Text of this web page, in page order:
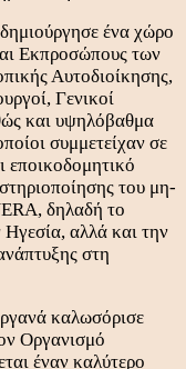
δημιούργησε ένα χώρο
Εκπροσώπους των
Αυτοδιοίκησης,
Γενικοί
και υψηλόβαθμα
συμμετείχαν σε
εποικοδομητικό
του μη-
δηλαδή το
αλλά και την
στη
καλωσόρισε
Οργανισμό
έναν καλύτερο